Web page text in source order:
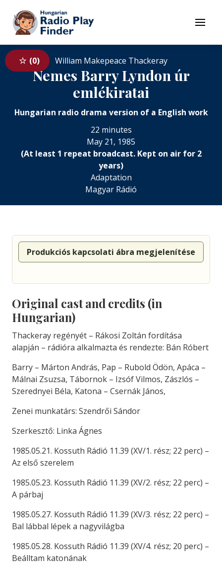
To contents
Menu
0 William Makepeace Thackeray
Nemes Barry Lyndon úr
emlékiratai
Hungarian radio drama version of a English work
22 minutes
May 21, 1985
(At least 1 repeat broadcast. Kept on air for 2
years)
Adaptation
Magyar Rádió
Produkciós kapcsolati ábra megjelenítése
Original cast and credits (in
Hungarian)
Thackeray regényét – Rákosi Zoltán fordítása
alapján – rádióra alkalmazta és rendezte: Bán Róbert
Barry – Márton András, Pap – Rubold Ödön, Apáca –
Málnai Zsuzsa, Tábornok – Izsóf Vilmos, Zászlós –
Szerednyei Béla, Katona – Csernák János,
Zenei munkatárs: Szendrői Sándor
Szerkesztő: Linka Ágnes
1985.05.21. Kossuth Rádió 11.39 (XV/1. rész; 22 perc) –
Az első szerelem
1985.05.23. Kossuth Rádió 11.39 (XV/2. rész; 22 perc) –
A párbaj
1985.05.27. Kossuth Rádió 11.39 (XV/3. rész; 22 perc) –
Bal lábbal lépek a nagyvilágba
1985.05.28. Kossuth Rádió 11.39 (XV/4. rész; 20 perc) –
Beálltam katonának